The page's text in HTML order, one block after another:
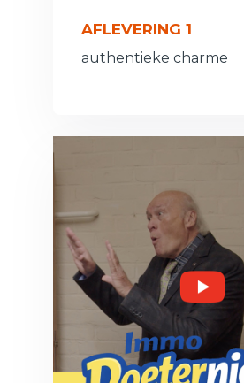
AFLEVERING 1
authentieke charme